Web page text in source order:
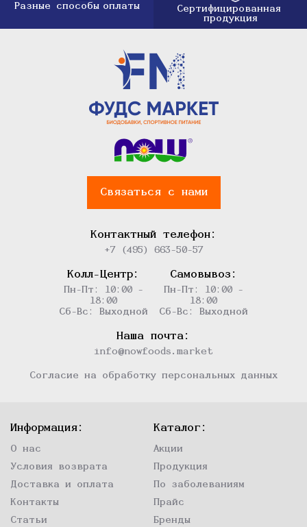
Разные способы оплаты
Сертифицированная
продукция
Связаться с нами
Контактный телефон:
+7 (495) 663-50-57
Колл-Центр:
Пн-Пт: 10:00 -
18:00
Сб-Вс: Выходной
Самовывоз:
Пн-Пт: 10:00 -
18:00
Сб-Вс: Выходной
Наша почта:
info@nowfoods.market
Согласие на обработку персональных данных
Информация:
О нас
Условия возврата
Доставка и оплата
Контакты
Статьи
Каталог:
Акции
Продукция
По заболеваниям
Прайс
Бренды